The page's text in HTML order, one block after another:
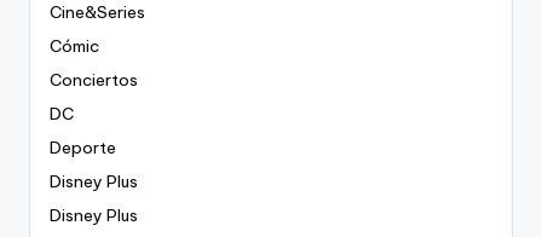
Cine&Series
Cómic
Conciertos
DC
Deporte
Disney Plus
Disney Plus